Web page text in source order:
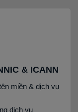
& ICANN
miền & dịch vụ
dịch vụ